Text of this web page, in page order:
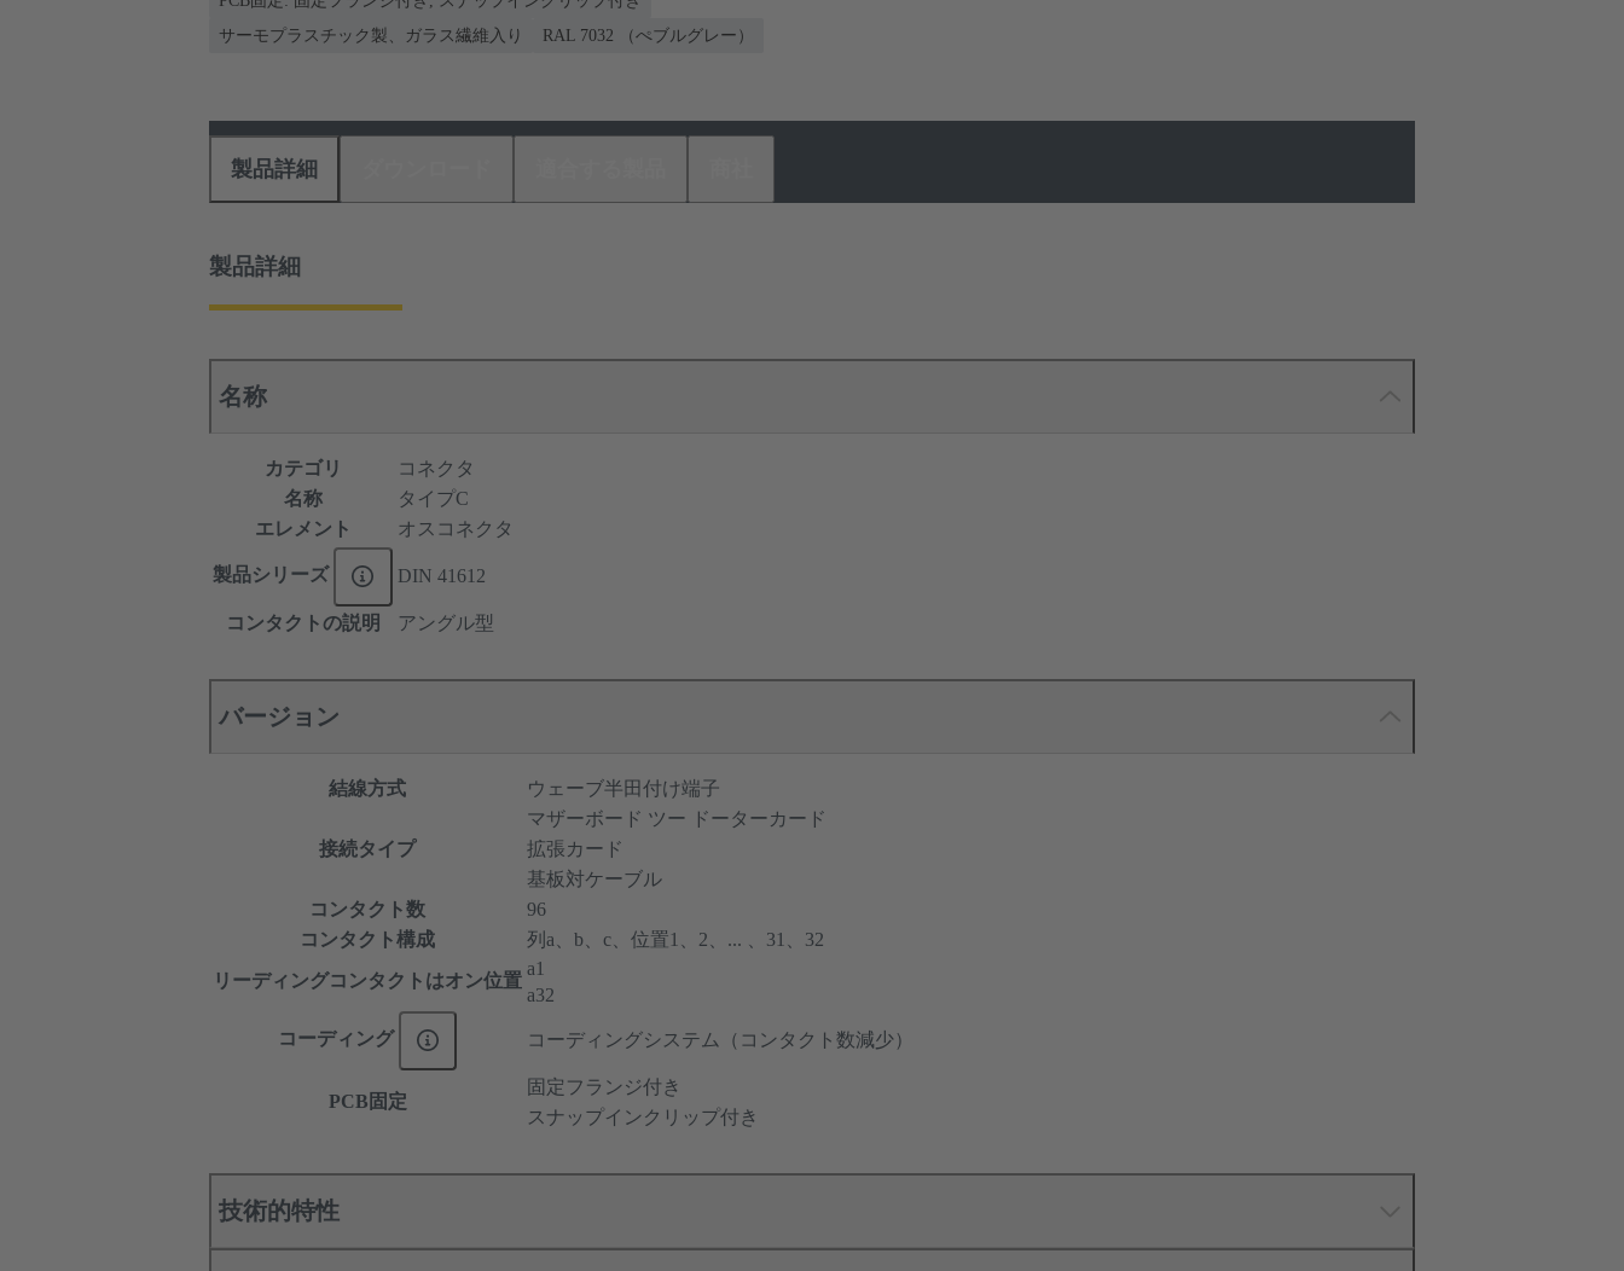
サーモプラスチック製、ガラス繊維入り
RAL 7032 （ぺブルグレー）
製品詳細
製品詳細
名称
カテゴリ
コネクタ
名称
タイプC
エレメント
オスコネクタ
製品シリーズ DIN 41612
コンタクトの説明 アングル型
バージョン
結線方式 ウェーブ半田付け端子
接続タイプ
マザーボード ツー ドーターカード
拡張カード
基板対ケーブル
コンタクト数
96
コンタクト構成
列a、b、c、位置1、2、... 、31、32
リーディングコンタクトはオン位置
a1
a32
コーディング コーディングシステム（コンタクト数減少）
PCB固定
固定フランジ付き
スナップインクリップ付き
技術的特性